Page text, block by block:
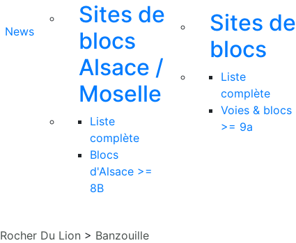
News
Sites de
blocs
Alsace /
Moselle
Liste
complète
Blocs
d'Alsace >=
8B
Sites de
blocs
Liste
complète
Voies & blocs
>= 9a
Rocher Du Lion > Banzouille